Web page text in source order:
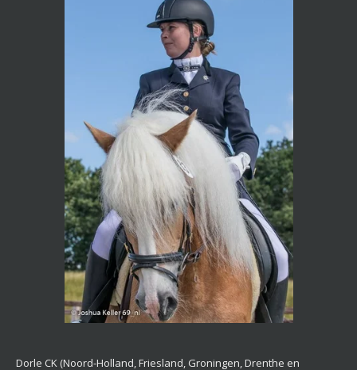
Dorle CK (Noord-Holland, Friesland, Groningen, Drenthe en